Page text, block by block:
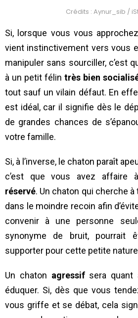
Crédits : Aynur_sib /
Si, lorsque vous vous
vient instinctivement vers vous
manipuler sans sourciller, c’est
à un petit félin très bien
tout sauf un vilain défaut. En
est idéal, car il signifie dès le
de grandes chances de
votre famille.
Si, à l’inverse, le chaton paraît
c’est que vous avez affaire
réservé. Un chaton qui cherche
dans le moindre recoin afin
convenir à une personne
synonyme de bruit, pourrait
supporter pour cette petite
Un chaton agressifsera quant
éduquer. Si, dès que vous
vous griffe et se débat, cela